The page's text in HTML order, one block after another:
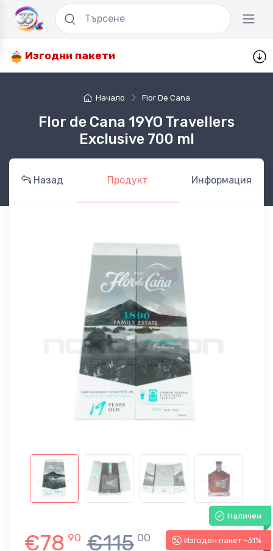
Изгодни пакети
Начало Flor De Cana
Flor de Cana 19YO Travellers
Exclusive 700 ml
Назад Продукт Информация
Наличен
-31%
Изгоден пакет -31%
€78 90 €115 00